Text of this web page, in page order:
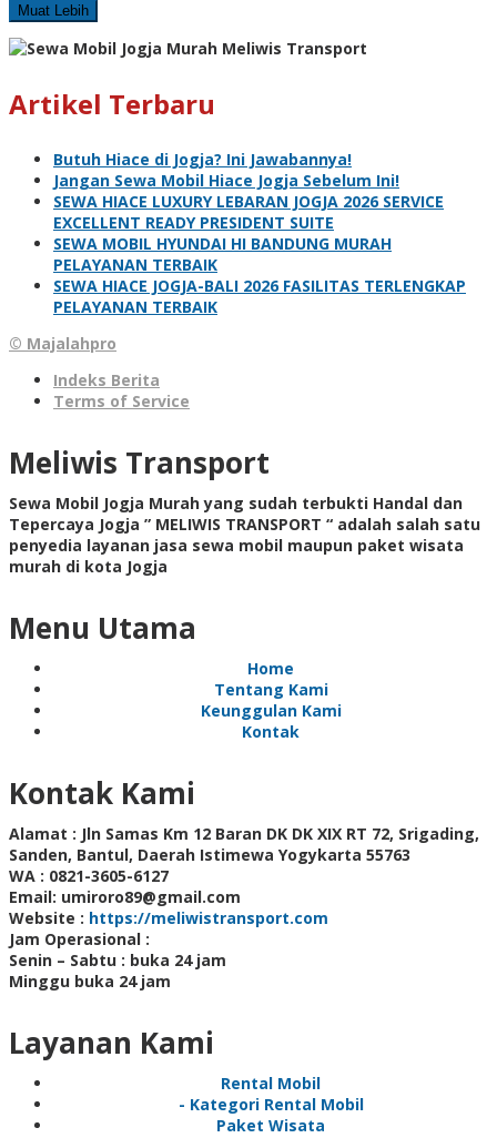
Muat Lebih
Artikel Terbaru
Butuh Hiace di Jogja? Ini Jawabannya!
Jangan Sewa Mobil Hiace Jogja Sebelum Ini!
SEWA HIACE LUXURY LEBARAN JOGJA 2026 SERVICE
EXCELLENT READY PRESIDENT SUITE
SEWA MOBIL HYUNDAI HI BANDUNG MURAH
PELAYANAN TERBAIK
SEWA HIACE JOGJA-BALI 2026 FASILITAS TERLENGKAP
PELAYANAN TERBAIK
© Majalahpro
Indeks Berita
Terms of Service
Meliwis Transport
Sewa Mobil Jogja Murah yang sudah terbukti Handal dan
Tepercaya Jogja ” MELIWIS TRANSPORT “ adalah salah satu
penyedia layanan jasa sewa mobil maupun paket wisata
murah di kota Jogja
Menu Utama
Home
Tentang Kami
Keunggulan Kami
Kontak
Kontak Kami
Alamat : Jln Samas Km 12 Baran DK DK XIX RT 72, Srigading,
Sanden, Bantul, Daerah Istimewa Yogykarta 55763
WA : 0821-3605-6127
Email: umiroro89@gmail.com
Website : https://meliwistransport.com
Jam Operasional :
Senin – Sabtu : buka 24 jam
Minggu buka 24 jam
Layanan Kami
Rental Mobil
- Kategori Rental Mobil
Paket Wisata